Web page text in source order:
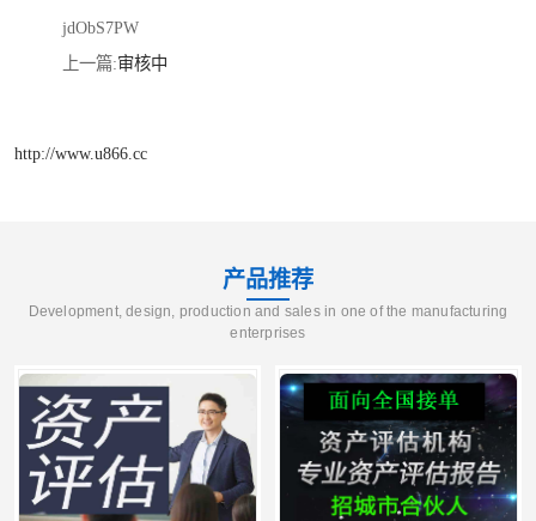
jdObS7PW
上一篇:审核中
http://www.u866.cc
产品推荐
Development, design, production and sales in one of the manufacturing
enterprises